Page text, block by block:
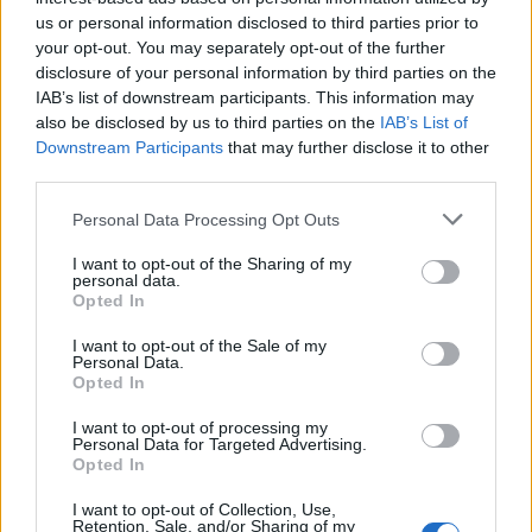
us or personal information disclosed to third parties prior to
your opt-out. You may separately opt-out of the further
disclosure of your personal information by third parties on the
IAB’s list of downstream participants. This information may
also be disclosed by us to third parties on the IAB’s List of
Downstream Participants that may further disclose it to other
Personal Data Processing Opt Outs
I want to opt-out of the Sharing of my
personal data.
Opted In
I want to opt-out of the Sale of my
Personal Data.
Opted In
I want to opt-out of processing my
Personal Data for Targeted Advertising.
Opted In
I want to opt-out of Collection, Use,
Retention, Sale, and/or Sharing of my
Kosmosa nozare lielākoties ir sabiedrībā nezināma,
bet pieredze rāda, ka intereses veidošanas un
nostiprināšanas procesā lieliski strādā aktivitātes ar
praktisku piemēru demonstrēšanu un informēšana